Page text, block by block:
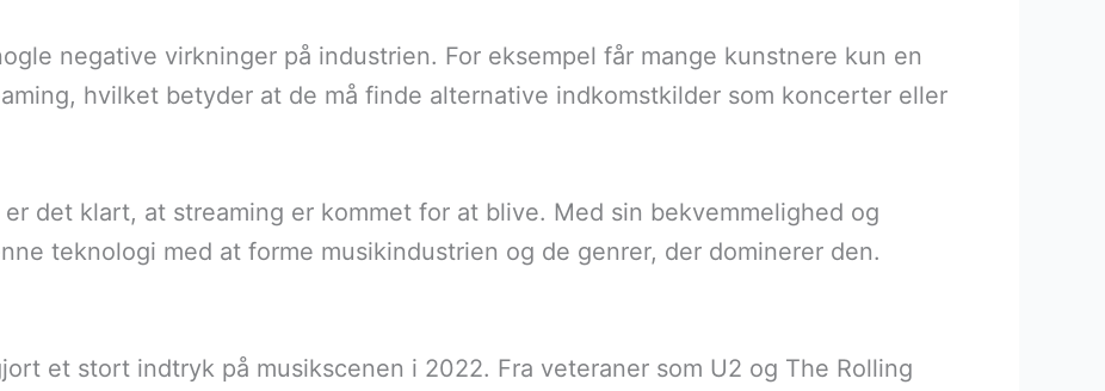
negative virkninger på industrien. For eksempel får mange kunstnere kun en
hvilket betyder at de må finde alternative indkomstkilder som koncerter eller
det klart, at streaming er kommet for at blive. Med sin bekvemmelighed og
teknologi med at forme musikindustrien og de genrer, der dominerer den.
et stort indtryk på musikscenen i 2022. Fra veteraner som U2 og The Rolling